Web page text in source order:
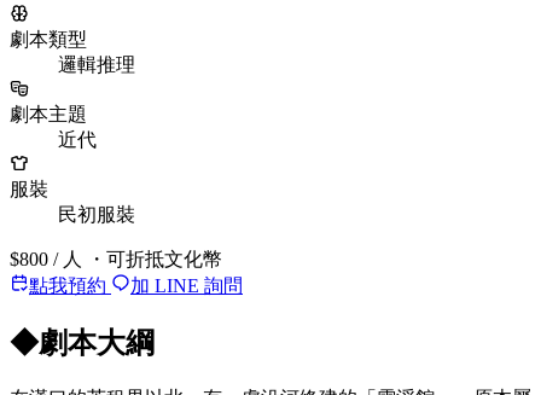
劇本類型
邏輯推理
劇本主題
近代
服裝
民初服裝
$800 / 人
・可折抵文化幣
點我預約
加 LINE 詢問
◆劇本大綱